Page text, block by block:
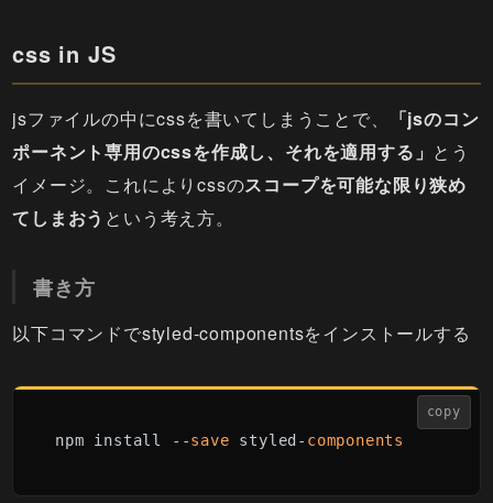
css in JS
jsファイルの中にcssを書いてしまうことで、
「jsのコン
ポーネント専用のcssを作成し、それを適用する」 とう
イメージ。これによりcssのスコープを可能な限り狭め
てしまおう という考え方。
書き方
以下コマンドでstyled-componentsをインストールする
copy
npm install --save styled- components